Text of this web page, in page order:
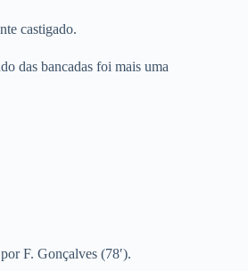
castigado.
das bancadas foi mais uma
F. Gonçalves (78′).